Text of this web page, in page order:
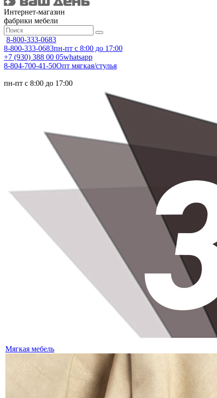
Интернет-магазин
фабрики мебели
8-800-333-0683
8-800-333-0683пн-пт с 8:00 до 17:00
+7 (930) 388 00 05whatsapp
8-804-700-41-50Опт мягкая/стулья
пн-пт с 8:00 до 17:00
Мягкая мебель